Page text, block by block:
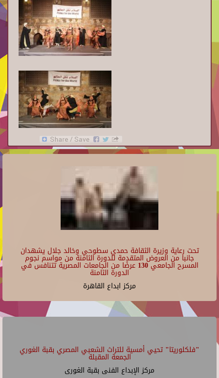
تحت رعاية وزيرة الثقافة حمدي سطوحي وخالد جلال يشهدان
جانبا من العروض المتقدمة للدورة الثامنة من مواسم نجوم
المسرح الجامعي 130 عرضًا من الجامعات المصرية تتنافس في
الدورة الثامنة
مركز ابداع القاهرة
"فلكلوريتا" تحيي أمسية للتراث الشعبي المصري بقبة الغوري
الجمعة المقبلة
مركز الإبداع الفنى بقبة الغورى